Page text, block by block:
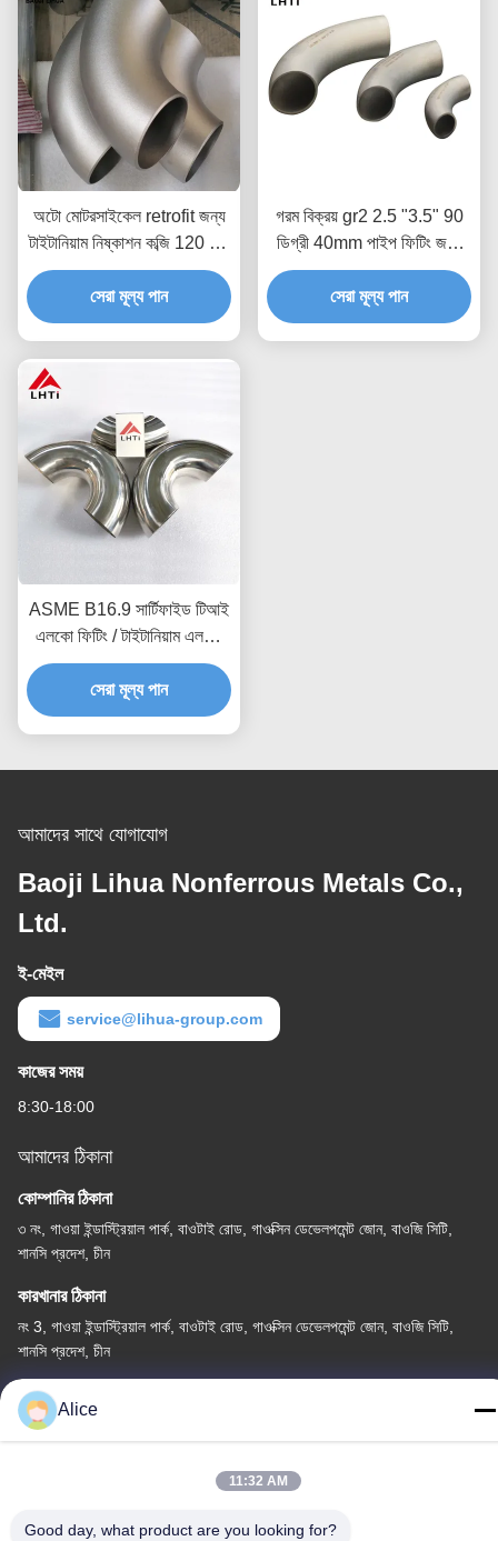
অটো মোটরসাইকেল retrofit জন্য
টাইটানিয়াম নিষ্কাশন কব্জি 120 90
45 ডিগ্রী ASTM B363 বিশুদ্ধ
টাইটানিয়াম কব্জি ANSI JIS সম্মতি
সেরা মূল্য পান
গরম বিক্রয় gr2 2.5 "3.5" 90
ডিগ্রী 40mm পাইপ ফিটিং জন্য
টাইটানিয়াম কোমর
সেরা মূল্য পান
ASME B16.9 সার্টিফাইড টিআই
এলকো ফিটিং / টাইটানিয়াম এলকো
180 ডিগ্রি ওয়েল্ড সংযোগ পোলিশ
পৃষ্ঠ
সেরা মূল্য পান
আমাদের সাথে যোগাযোগ
Baoji Lihua Nonferrous Metals Co.,
Ltd.
ই-মেইল
service@lihua-group.com
কাজের সময়
8:30-18:00
আমাদের ঠিকানা
কোম্পানির ঠিকানা
৩ নং, গাওয়া ইন্ডাস্ট্রিয়াল পার্ক, বাওটাই রোড, গাওক্সিন ডেভেলপমেন্ট জোন, বাওজি সিটি,
শানসি প্রদেশ, চীন
কারখানার ঠিকানা
নং 3, গাওয়া ইন্ডাস্ট্রিয়াল পার্ক, বাওটাই রোড, গাওক্সিন ডেভেলপমেন্ট জোন, বাওজি সিটি,
শানসি প্রদেশ, চীন
টেলিফোন
86-13325372991
Alice
11:32 AM
Good day, what product are you looking for?